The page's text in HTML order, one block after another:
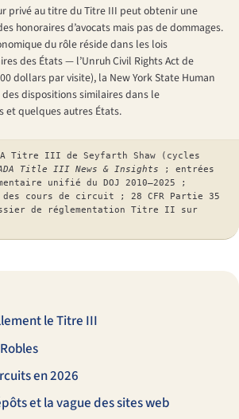
privé au titre du Titre III peut obtenir une
honoraires d’avocats mais pas de dommages.
du rôle réside dans les lois
des États — l’Unruh Civil Rights Act de
dollars par visite), la New York State Human
des dispositions similaires dans le
et quelques autres États.
Titre III de Seyfarth Shaw (cycles
Title III News & Insights ; entrées
unifié du DOJ 2010–2025 ;
cours de circuit ; 28 CFR Partie 35
de réglementation Titre II sur
le Titre III
en 2026
et la vague des sites web